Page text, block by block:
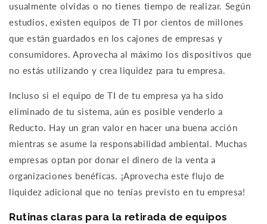
usualmente olvidas o no tienes tiempo de realizar. Según
estudios, existen equipos de TI por cientos de millones
que están guardados en los cajones de empresas y
consumidores. Aprovecha al máximo los dispositivos que
no estás utilizando y crea liquidez para tu empresa.
Incluso si el equipo de TI de tu empresa ya ha sido
eliminado de tu sistema, aún es posible venderlo a
Reducto. Hay un gran valor en hacer una buena acción
mientras se asume la responsabilidad ambiental. Muchas
empresas optan por donar el dinero de la venta a
organizaciones benéficas. ¡Aprovecha este flujo de
liquidez adicional que no tenías previsto en tu empresa!
Rutinas claras para la retirada de equipos